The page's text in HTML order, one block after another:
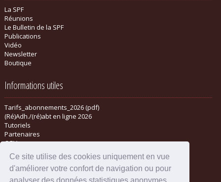
Ce site utilise des cookies uniquement en vue
d'améliorer votre confort de navigation ou pour
analyser des données statistiques anonymes.
La SPF
Réunions
Le Bulletin de la SPF
Publications
Vidéo
Newsletter
Boutique
Informations utiles
Tarifs_abonnements_2026 (pdf)
(Ré)Adh./(ré)abt en ligne 2026
Tutoriels
Partenaires
CGV